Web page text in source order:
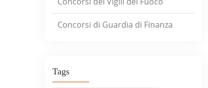
Concorsi di Guardia di Finanza
Tags